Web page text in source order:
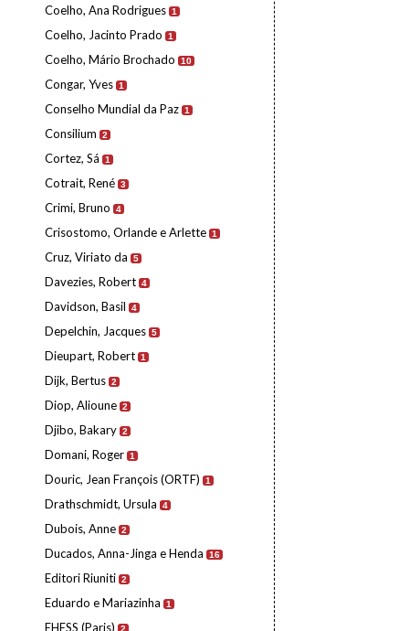
Coelho, Ana Rodrigues 1
Coelho, Jacinto Prado 1
Coelho, Mário Brochado 10
Congar, Yves 1
Conselho Mundial da Paz 1
Consilium 2
Cortez, Sá 1
Cotrait, René 3
Crimi, Bruno 4
Crisostomo, Orlande e Arlette 1
Cruz, Viriato da 5
Davezies, Robert 4
Davidson, Basil 4
Depelchin, Jacques 5
Dieupart, Robert 1
Dijk, Bertus 2
Diop, Alioune 2
Djibo, Bakary 2
Domani, Roger 1
Douric, Jean François (ORTF) 1
Drathschmidt, Ursula 4
Dubois, Anne 2
Ducados, Anna-Jinga e Henda 16
Editori Riuniti 2
Eduardo e Mariazinha 1
EHESS (Paris) 2